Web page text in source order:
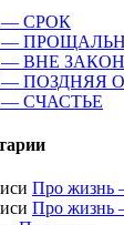
— СРОК
—
— ВНЕ
— ПОЗДНЯЯ
— СЧАСТЬЕ
Про
Про